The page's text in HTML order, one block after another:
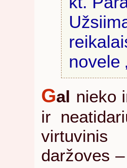
novele
Gal nieko
ir
virtuvinis
daržoves